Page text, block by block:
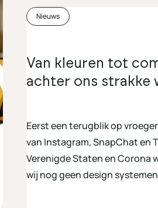
Nieuws
Van kleuren tot
achter ons strakke
Eerst een terugblik op
van Instagram, SnapChat en
Verenigde Staten en Corona
wij nog geen design